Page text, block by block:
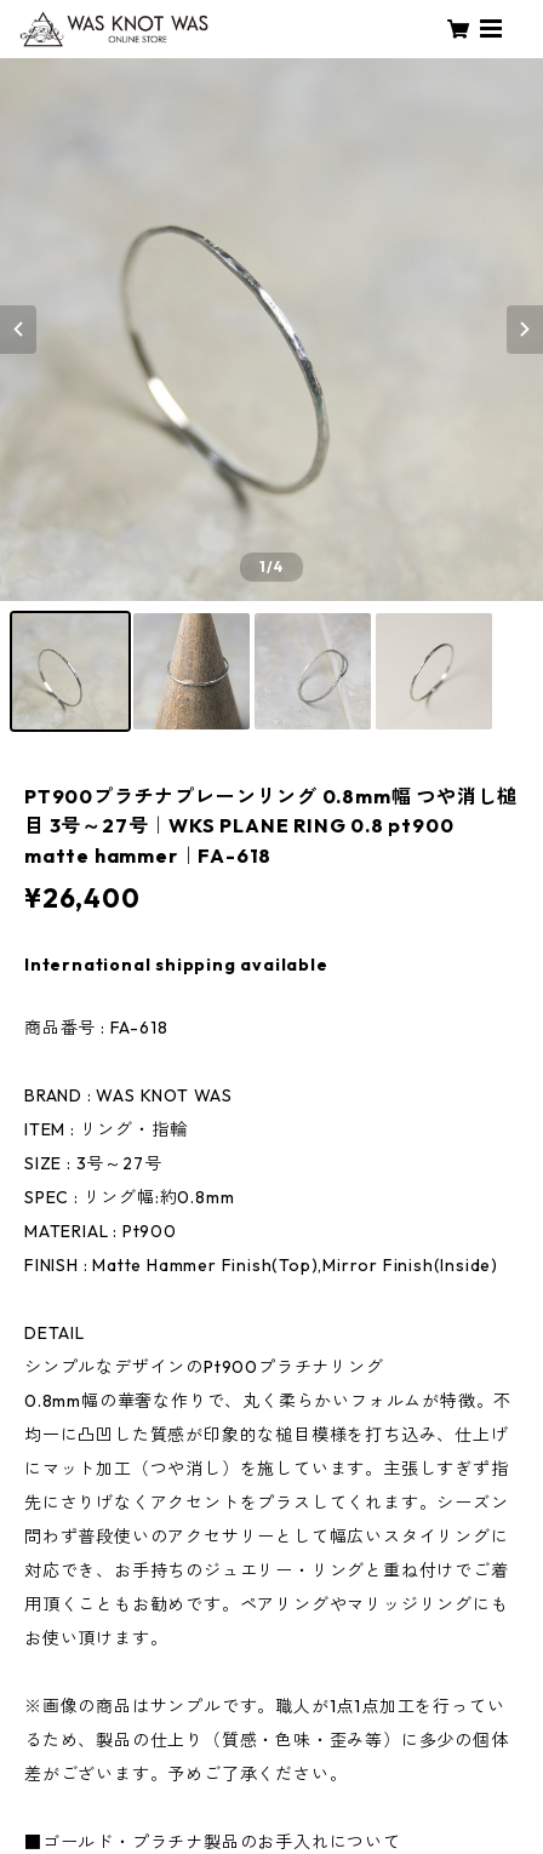
1/4
PT900プラチナプレーンリング 0.8mm幅 つや消し槌
目 3号～27号｜WKS PLANE RING 0.8 pt900
matte hammer｜FA-618
¥26,400
International shipping available
商品番号 : FA-618
BRAND : WAS KNOT WAS
ITEM : リング・指輪
SIZE : 3号～27号
SPEC : リング幅:約0.8mm
MATERIAL : Pt900
FINISH : Matte Hammer Finish(Top),Mirror Finish(Inside)
DETAIL
シンプルなデザインのPt900プラチナリング
0.8mm幅の華奢な作りで、丸く柔らかいフォルムが特徴。不
均一に凸凹した質感が印象的な槌目模様を打ち込み、仕上げ
にマット加工（つや消し）を施しています。主張しすぎず指
先にさりげなくアクセントをプラスしてくれます。シーズン
問わず普段使いのアクセサリーとして幅広いスタイリングに
対応でき、お手持ちのジュエリー・リングと重ね付けでご着
用頂くこともお勧めです。ペアリングやマリッジリングにも
お使い頂けます。
※画像の商品はサンプルです。職人が1点1点加工を行ってい
るため、製品の仕上り（質感・色味・歪み等）に多少の個体
差がございます。予めご了承ください。
■ゴールド・プラチナ製品のお手入れについて